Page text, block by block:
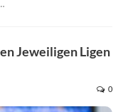
Jeweiligen Ligen
0